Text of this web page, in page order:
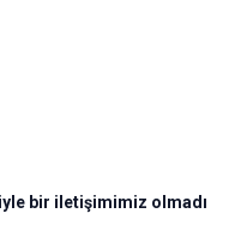
bir iletişimimiz olmadı